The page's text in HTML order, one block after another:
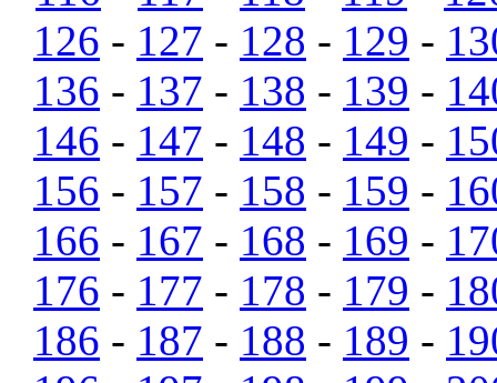
126 - 127 - 128 - 129 -
136 - 137 - 138 - 139 -
146 - 147 - 148 - 149 -
156 - 157 - 158 - 159 -
166 - 167 - 168 - 169 -
176 - 177 - 178 - 179 -
186 - 187 - 188 - 189 -